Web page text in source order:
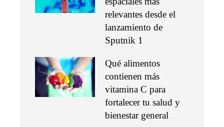
relevantes desde el
lanzamiento de
Sputnik 1
Qué alimentos
contienen más
vitamina C para
fortalecer tu salud y
bienestar general